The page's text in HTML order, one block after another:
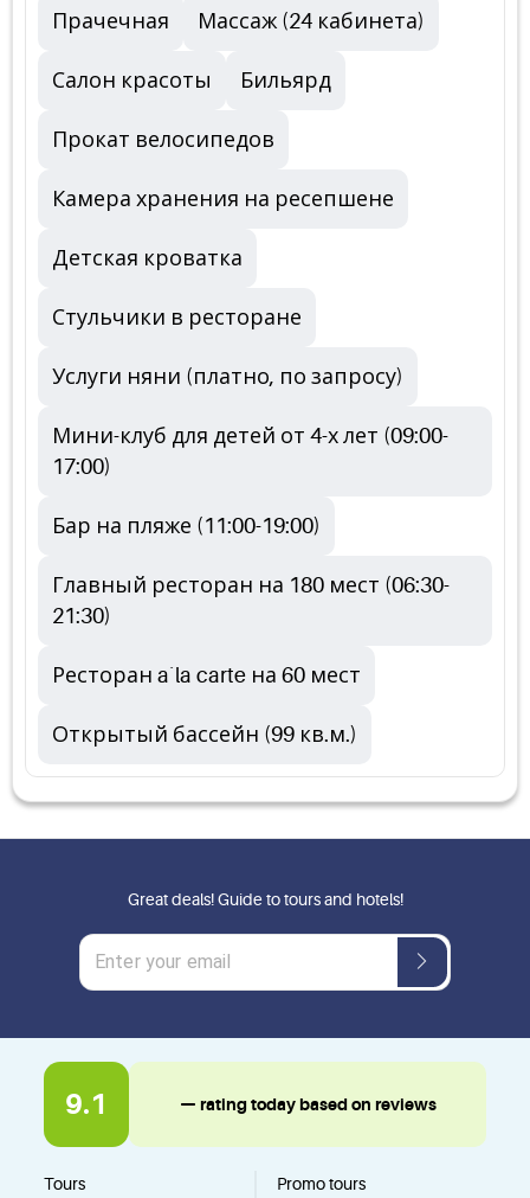
Прачечная Массаж (24 кабинета)
Салон красоты Бильярд
Прокат велосипедов
Камера хранения на ресепшене
Детская кроватка
Стульчики в ресторане
Услуги няни (платно, по запросу)
Мини-клуб для детей от 4-х лет (09:00-
17:00)
Бар на пляже (11:00-19:00)
Главный ресторан на 180 мест (06:30-
21:30)
Ресторан a`la carte на 60 мест
Открытый бассейн (99 кв.м.)
9.1 — rating today based on reviews
Tours Promo tours
Great deals! Guide to tours and hotels!